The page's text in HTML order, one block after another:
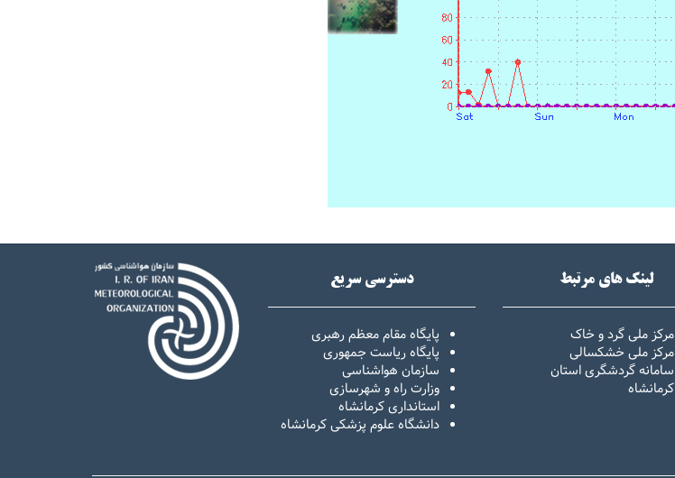
لینک های مرتبط
مرکز ملی گرد و خاک
مرکز ملی خشکسالی
سامانه گردشگری استان
کرمانشاه
دسترسی سریع
پایگاه مقام معظم رهبری
پایگاه ریاست جمهوری
سازمان هواشناسی
وزارت راه و شهرسازی
استانداری کرمانشاه
دانشگاه علوم پزشکی کرمانشاه